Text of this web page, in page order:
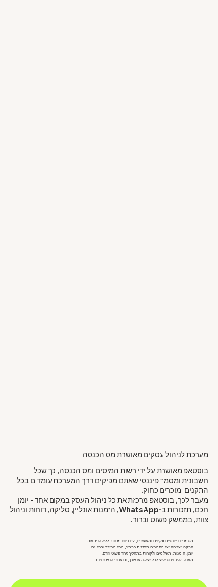
מערכת לניהול עסקים מאושרת מס הכנסה
בוסטאפ מאושרת על ידי רשות המיסים ומס הכנסה, כך שכל
חשבונית ומסמך פיננסי שאתם מפיקים דרך המערכת עומדים בכל
התקנים ומוכרים כחוק.
מעבר לכך, בוסטאפ מרכזת את כל ניהול העסק במקום אחד - יומן
חכם, תזכורות ב-WhatsApp, הזמנות אונליין, סליקה, דוחות וניהול
צוות, בממשק פשוט וברור.
מסמכים פיננסיים תקינים ומאושרים, עם דיווח מסודר וללא הפתעות.
הפקה ושליחה של מסמכים בלחיצת כפתור, מכל מכשיר ובכל זמן.
יומן, הזמנות, תשלומים ולקוחות בתהליך אחד פשוט וזורם.
מענה מהיר ויחס אישי לכל שאלה או צורך, גם אחרי ההצטרפות.